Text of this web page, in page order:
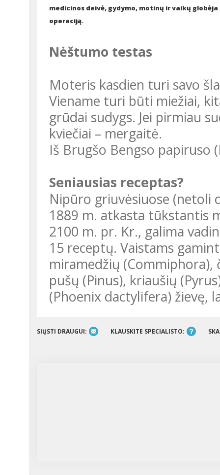
medicinos deivė, gydymo, motinų ir vaikų globėja
operaciją.
Nėštumo testas
Moteris kasdien turi savo šlapimu sudrėkinti du maišelius.
Viename turi būti miežiai,
grūdai sudygs. Jei pirmiau
kviečiai – mergaitė.
Iš Brugšo Bengso
Seniausias receptas?
Nipūro griuvėsiuose (netoli dabartinės Irako sostinės Bagdado)
1889 m. atkasta tūkstantis
2100 m. pr. Kr., galima
15 receptų. Vaistams
miramedžių (Commiphora),
pušų (Pinus), kriaušių
(Phoenix dactylifera) žievę,
SIŲSTI DRAUGUI: KLAUSKITE SPECIALISTO: